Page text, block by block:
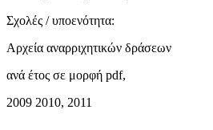
Σχολές / υποενότητα:
Αρχεία αναρριχητικών δράσεων
ανά έτος σε μορφή pdf,
2009 2010, 2011